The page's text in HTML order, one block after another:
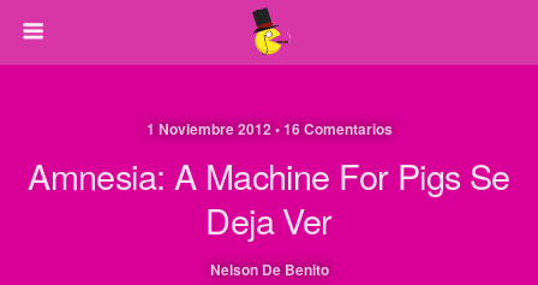
1 Noviembre 2012 • 16 Comentarios
Amnesia: A Machine For Pigs Se
Deja Ver
Nelson De Benito